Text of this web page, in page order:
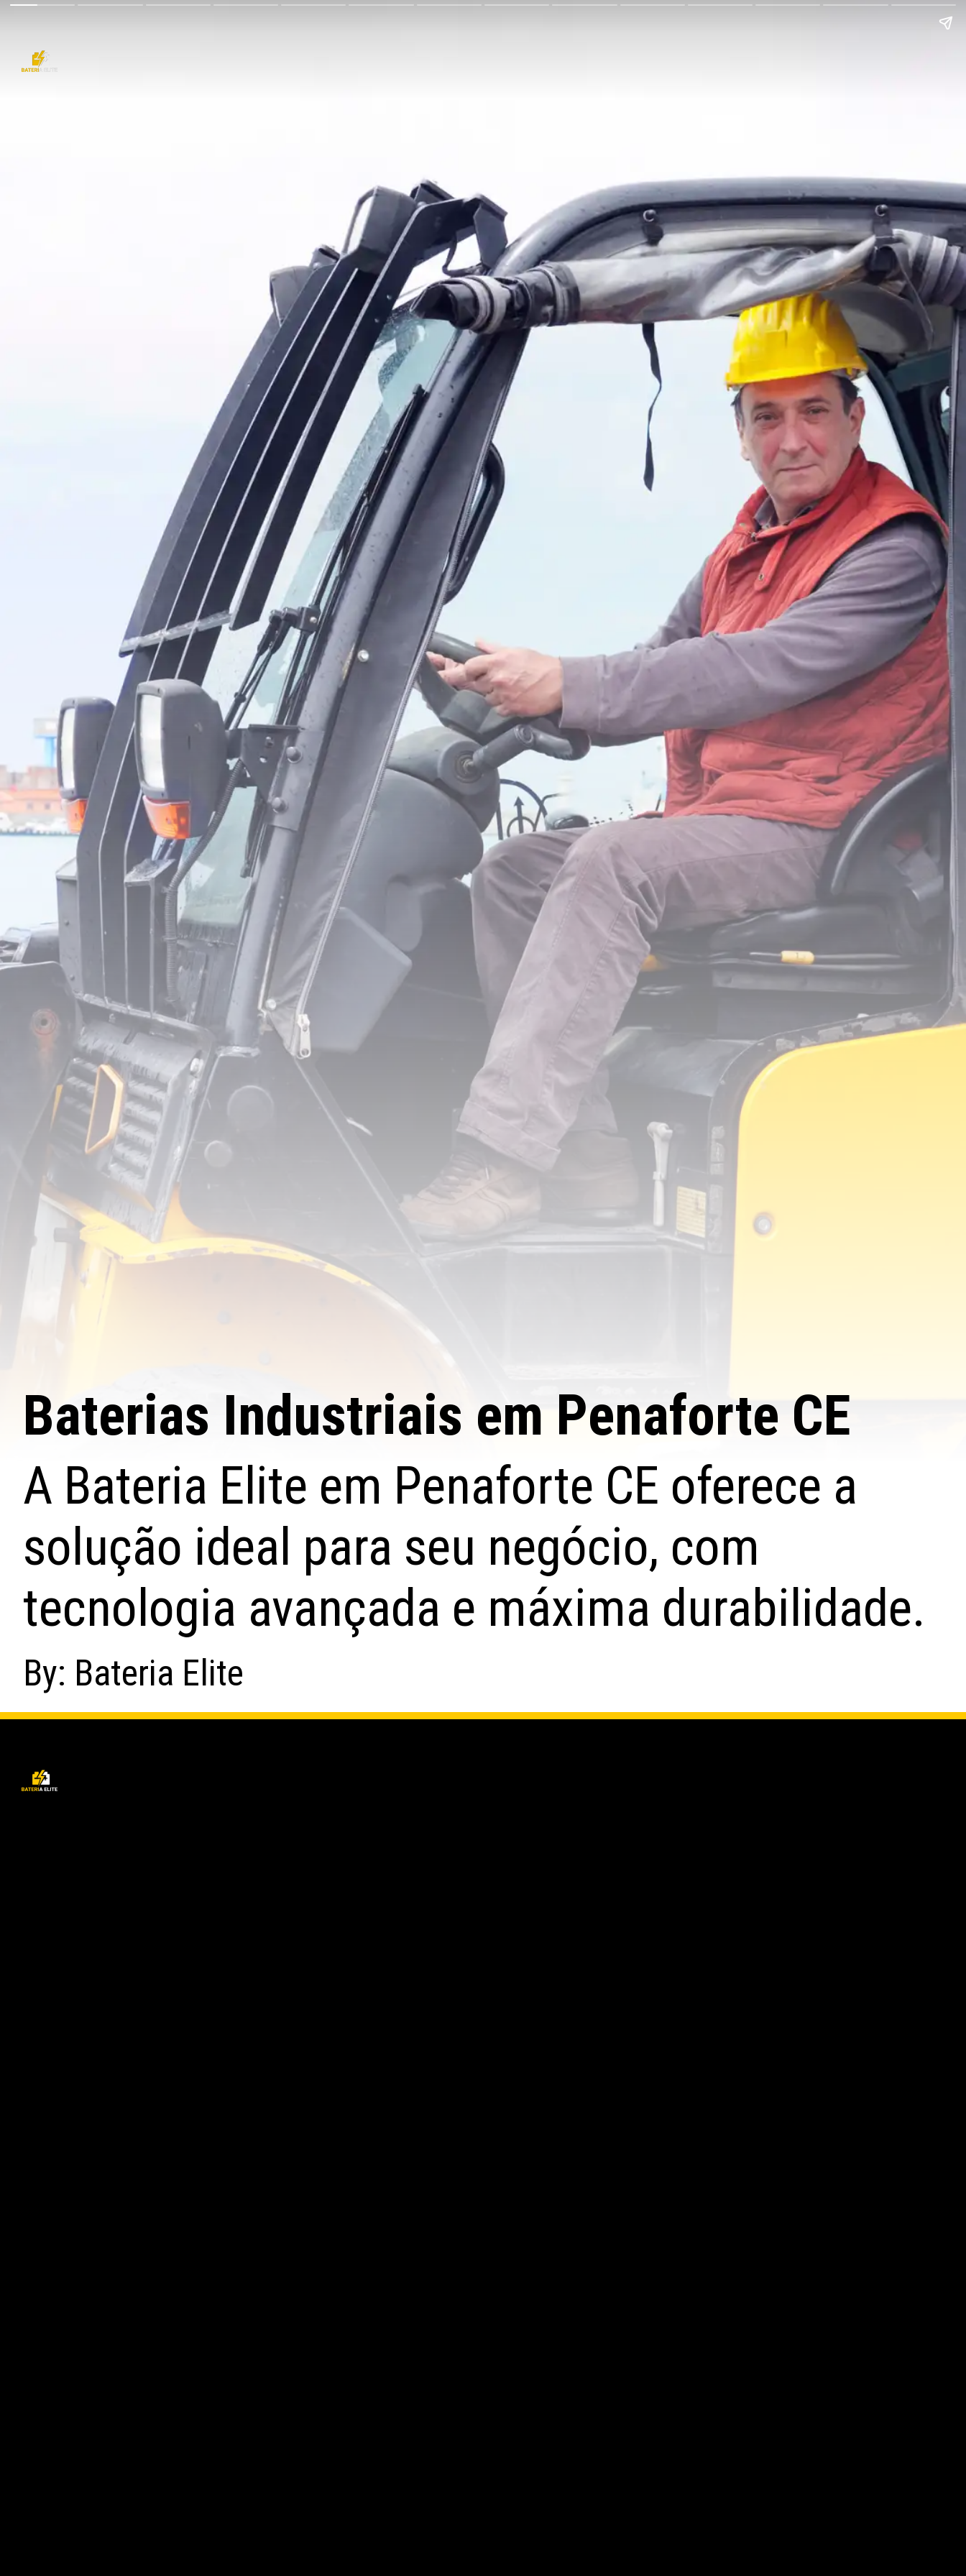
Baterias Industriais em Penaforte CE
A Bateria Elite em Penaforte CE oferece a
solução ideal para seu negócio, com
tecnologia avançada e máxima durabilidade.
By: Bateria Elite